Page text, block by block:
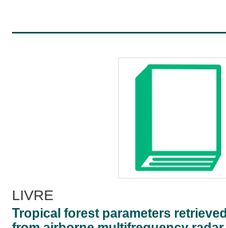
LIVRE
Tropical forest parameters retrieved